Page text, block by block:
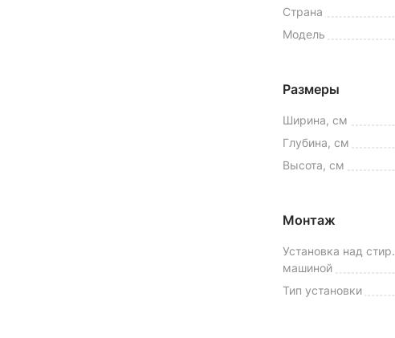
Страна
Модель
Размеры
Ширина, см
Глубина, см
Высота, см
Монтаж
Установка над стир.
машиной
Тип установки